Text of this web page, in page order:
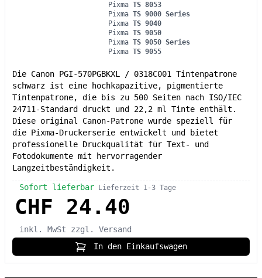
Pixma TS 8053
Pixma TS 9000 Series
Pixma TS 9040
Pixma TS 9050
Pixma TS 9050 Series
Pixma TS 9055
Die Canon PGI-570PGBKXL / 0318C001 Tintenpatrone
schwarz ist eine hochkapazitive, pigmentierte
Tintenpatrone, die bis zu 500 Seiten nach ISO/IEC
24711-Standard druckt und 22,2 ml Tinte enthält.
Diese original Canon-Patrone wurde speziell für
die Pixma-Druckerserie entwickelt und bietet
professionelle Druckqualität für Text- und
Fotodokumente mit hervorragender
Langzeitbeständigkeit.
Sofort lieferbar Lieferzeit 1-3 Tage
CHF 24.40
inkl. MwSt
zzgl. Versand
In den Einkaufswagen